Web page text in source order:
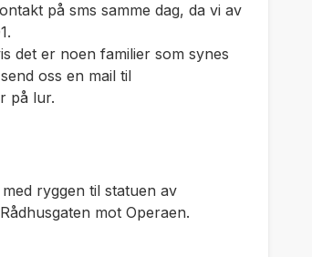
på sms samme dag, da vi av
det er noen familier som synes
oss en mail til
på lur.
ryggen til statuen av
mot Operaen.